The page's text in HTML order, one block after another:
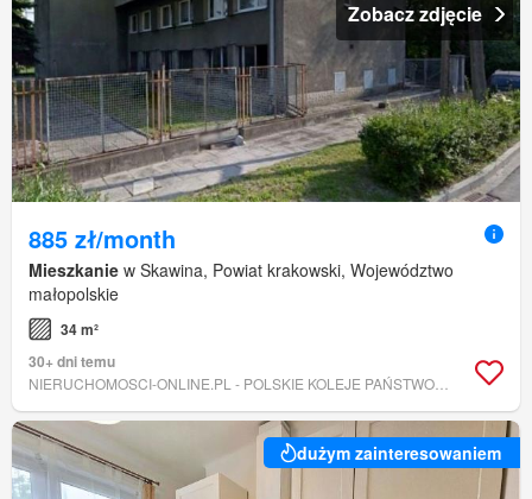
Zobacz zdjęcie
885 zł/month
Mieszkanie w Skawina, Powiat krakowski, Województwo
małopolskie
34 m²
30+ dni temu
dużym zainteresowaniem